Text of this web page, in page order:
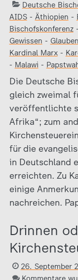
Deutsche
AIDS- Äthiopien -
Bischofskonferenz-
Gewissen -
Kardinal Marx-
- Malawi -
Die Deutsche
gleich zweimal
veröffentlichte
Afrika“; zum
für die
in Deutschland
erreichten. Zu
einige
nachreichen.
Drinnen
26. September